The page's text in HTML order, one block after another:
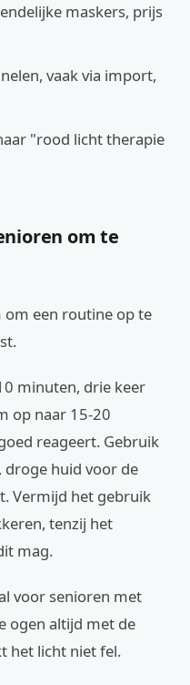
maskers, prijs
vaak via import,
"rood licht therapie
om te
om een routine op te
minuten, drie keer
op naar 15-20
reageert. Gebruik
droge huid voor de
Vermijd het gebruik
tenzij het
mag.
voor senioren met
ogen altijd met de
het licht niet fel.